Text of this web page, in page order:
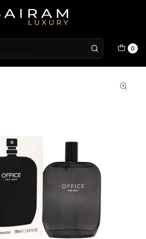
0
en Guardia Vieja 202, Local 1
Fragancias Femeninas
One Office Hombre Edp 100 Ml